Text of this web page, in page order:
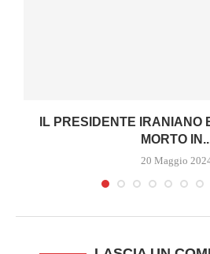
IL PRESIDENTE IRANIANO
MORTO
20 Maggio